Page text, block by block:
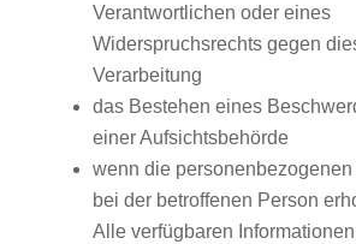
Verantwortlichen oder eines
Widerspruchsrechts gegen
Verarbeitung
das Bestehen eines
einer Aufsichtsbehörde
wenn die
bei der betroffenen Person
Alle verfügbaren